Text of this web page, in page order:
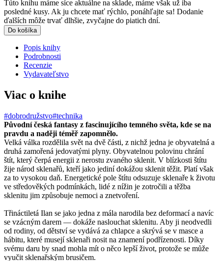
Túto knihu máme síce aktuálne na sklade, máme však už iba
posledné kusy. Ak ju chcete mať rýchlo, ponáhľajte sa! Dodanie
ďalších môže trvať dlhšie, zvyčajne do piatich dní.
Do košíka
Popis knihy
Podrobnosti
Recenzie
Vydavateľstvo
Viac o knihe
#dobrodružstvo#technika
Původní česká fantasy z fascinujícího temného světa, kde se na
pravdu a naději téměř zapomnělo.
Velká válka rozdělila svět na dvě části, z nichž jedna je obyvatelná a
druhá zamořená jedovatými plyny. Obyvatelnou polovinu chrání
štít, který čerpá energii z nerostu zvaného sklenit. V blízkosti štítu
žije národ sklenařů, kteří jako jediní dokážou sklenit těžit. Platí však
za to vysokou daň. Energetické pole štítu odsuzuje sklenaře k životu
ve středověkých podmínkách, lidé z nížin je zotročili a těžba
sklenitu jim způsobuje nemoci a znetvoření.
Třináctiletá Ilan se jako jedna z mála narodila bez deformací a navíc
se vzácným darem — dokáže naslouchat sklenitu. Aby ji neodvedli
od rodiny, od dětství se vydává za chlapce a skrývá se v masce a
hábitu, které musejí sklenaři nosit na znamení podřízenosti. Díky
svému daru by snad mohla mít o něco lepší život, protože se může
vyučit sklenařským brusičem.